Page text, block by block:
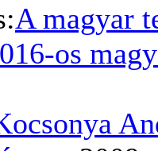
A magyar
os